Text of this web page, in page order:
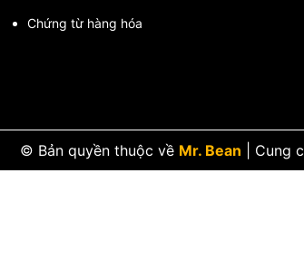
Chứng từ hàng hóa
© Bản quyền thuộc về Mr. Bean Cung